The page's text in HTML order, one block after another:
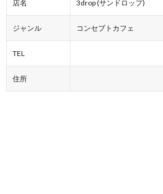
店名 3drop (サンドロップ)
ジャンル コンセプトカフェ
TEL
住所